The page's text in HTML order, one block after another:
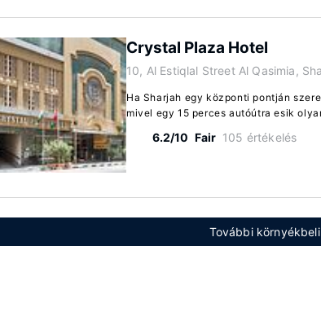
Crystal Plaza Hotel
10, Al Estiqlal Street Al Qasimia,
Ha Sharjah egy központi pontján
mivel egy 15 perces autóútra esik
6.2/10 Fair 105 értékelés
További